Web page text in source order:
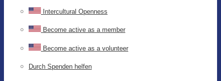
Intercultural Openness
Become active as a member
Become active as a volunteer
Durch Spenden helfen